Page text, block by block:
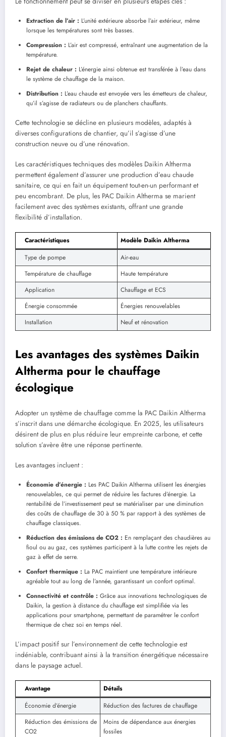
Extraction de l’air : L’unité extérieure absorbe l’air extérieur, même
lorsque les températures sont très basses.
Compression : L’air est compressé, entraînant une augmentation de la
température.
Rejet de chaleur : L’énergie ainsi obtenue est transférée à l’eau dans
le système de chauffage de la maison.
Distribution : L’eau chaude est envoyée vers les émetteurs de chaleur,
qu’il s’agisse de radiateurs ou de planchers chauffants.
Cette technologie se décline en plusieurs modèles, adaptés à
diverses configurations de chantier, qu’il s’agisse d’une
construction neuve ou d’une rénovation.
Les caractéristiques techniques des modèles Daikin Altherma
permettent également d’assurer une production d’eau chaude
sanitaire, ce qui en fait un équipement tout-en-un performant et
peu encombrant. De plus, les PAC Daikin Altherma se marient
facilement avec des systèmes existants, offrant une grande
flexibilité d’installation.
Caractéristiques
Modèle Daikin Altherma
Type de pompe
Air-eau
Température de chauffage
Haute température
Application
Chauffage et ECS
Énergie consommée
Énergies renouvelables
Installation
Neuf et rénovation
Les avantages des systèmes Daikin
Altherma pour le chauffage
écologique
Adopter un système de chauffage comme la PAC Daikin Altherma
s’inscrit dans une démarche écologique. En 2025, les utilisateurs
désirent de plus en plus réduire leur empreinte carbone, et cette
solution s’avère être une réponse pertinente.
Les avantages incluent :
Économie d’énergie : Les PAC Daikin Altherma utilisent les énergies
renouvelables, ce qui permet de réduire les factures d’énergie. La
rentabilité de l’investissement peut se matérialiser par une diminution
des coûts de chauffage de 30 à 50 % par rapport à des systèmes de
chauffage classiques.
Réduction des émissions de CO2 : En remplaçant des chaudières au
fioul ou au gaz, ces systèmes participent à la lutte contre les rejets de
gaz à effet de serre.
Confort thermique : La PAC maintient une température intérieure
agréable tout au long de l’année, garantissant un confort optimal.
Connectivité et contrôle : Grâce aux innovations technologiques de
Daikin, la gestion à distance du chauffage est simplifiée via les
applications pour smartphone, permettant de paramétrer le confort
thermique de chez soi en temps réel.
L’impact positif sur l’environnement de cette technologie est
indéniable, contribuant ainsi à la transition énergétique nécessaire
dans le paysage actuel.
Avantage
Détails
Économie d’énergie
Réduction des factures de chauffage
Réduction des émissions de
CO2
Moins de dépendance aux énergies
fossiles